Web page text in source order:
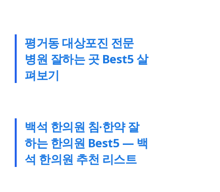
평거동 대상포진 전문
병원 잘하는 곳 Best5 살
펴보기
백석 한의원 침·한약 잘
하는 한의원 Best5 — 백
석 한의원 추천 리스트